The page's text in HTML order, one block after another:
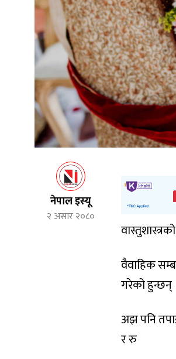
नेपाल इस्यू
२ असार २०८०
वैवाहिक
गरेको हुन्छन्
अझ पनि
र रु